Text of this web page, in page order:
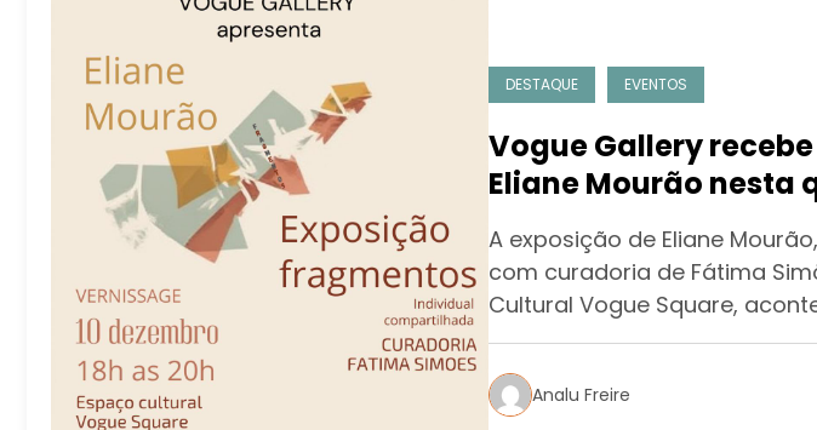
DESTAQUE EVENTOS
Vogue Gallery
Eliane Mourão
A exposição de Eliane
com curadoria de Fátima
Cultural Vogue Square,
Analu Freire